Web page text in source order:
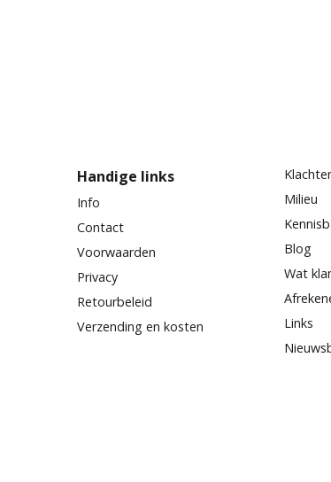
Handige links
Info
Contact
Voorwaarden
Privacy
Retourbeleid
Verzending en kosten
Milieu
Blog
Wat
Links